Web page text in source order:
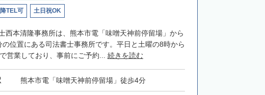
TEL可 土日祝OK
西本清隆事務所は、熊本市電「味噌天神前停留場」から
の位置にある司法書士事務所です。平日と土曜の8時から
営業しており、事前にご予約... 続きを読む
熊本市電「味噌天神前停留場」徒歩4分